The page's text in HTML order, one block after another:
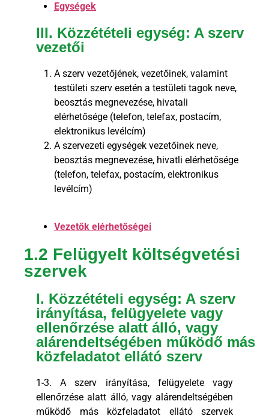
Egységek
III. Közzétételi egység: A szerv
vezetői
A szerv vezetőjének, vezetőinek, valamint
testületi szerv esetén a testületi tagok neve,
beosztás megnevezése, hivatali
elérhetősége (telefon, telefax, postacím,
elektronikus levélcím)
A szervezeti egységek vezetőinek neve,
beosztás megnevezése, hivatli elérhetősége
(telefon, telefax, postacím, elektronikus
levélcím)
Vezetők elérhetőségei
1.2 Felügyelt költségvetési
szervek
I. Közzétételi egység: A szerv
irányítása, felügyelete vagy
ellenőrzése alatt álló, vagy
alárendeltségében működő más
közfeladatot ellátó szerv
1-3. A szerv irányítása, felügyelete vagy
ellenőrzése alatt álló, vagy alárendeltségében
működő más közfeladatot ellátó szervek